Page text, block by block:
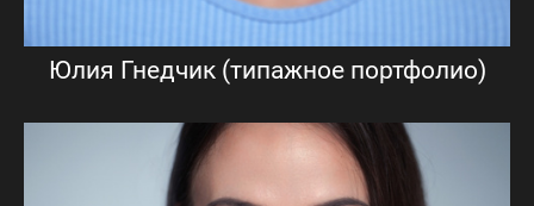
Юлия Гнедчик (типажное портфолио)